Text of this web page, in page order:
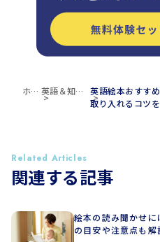
ホー 英語＆知育
ブログ
英語絵本おすす
取り入れるコツ
関連する記事
Related Articles
絵本の読み聞かせ
の目安や注意点も解